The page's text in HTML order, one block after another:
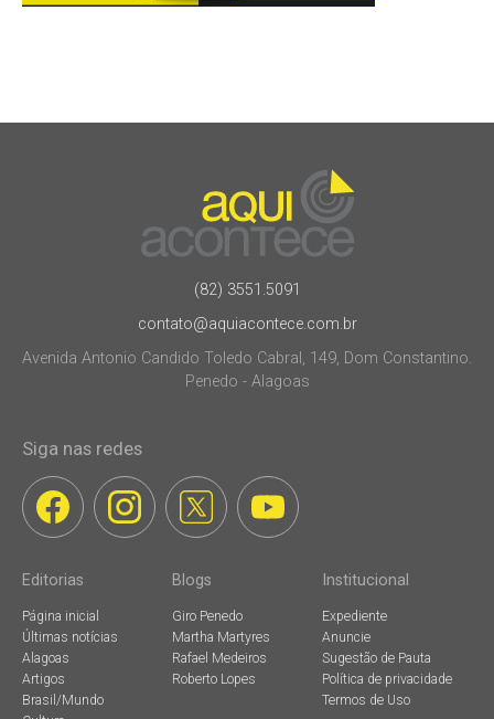
(82) 3551.5091
contato@aquiacontece.com.br
Avenida Antonio Candido Toledo Cabral, 149, Dom Constantino.
Penedo - Alagoas
Siga nas redes
Editorias
Página inicial
Últimas notícias
Alagoas
Artigos
Brasil/Mundo
Blogs
Giro Penedo
Martha Martyres
Rafael Medeiros
Roberto Lopes
Institucional
Expediente
Anuncie
Sugestão de Pauta
Política de privacidade
Termos de Uso